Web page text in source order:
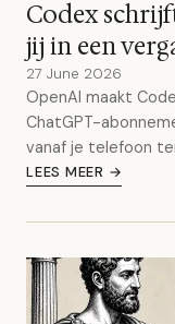
Codex
jij in een
27 June 2026
OpenAI maakt
ChatGPT-
vanaf je telefoon
LEES MEER →